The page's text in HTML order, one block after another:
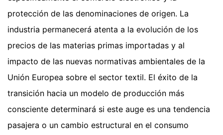
protección de las denominaciones de origen. La
industria permanecerá atenta a la evolución de los
precios de las materias primas importadas y al
impacto de las nuevas normativas ambientales de la
Unión Europea sobre el sector textil. El éxito de la
transición hacia un modelo de producción más
consciente determinará si este auge es una tendencia
pasajera o un cambio estructural en el consumo